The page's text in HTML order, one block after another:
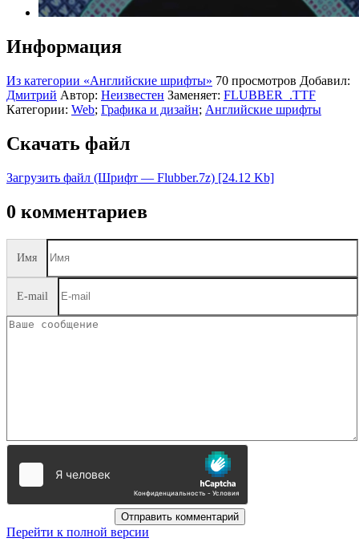
Информация
Из категории «Английские шрифты» 70 просмотров Добавил:
Дмитрий Автор: Неизвестен Заменяет: FLUBBER_.TTF
Категории: Web; Графика и дизайн; Английские шрифты
Скачать файл
Загрузить файл (Шрифт — Flubber.7z) [24.12 Kb]
0 комментариев
Имя
E-mail
Отправить комментарий
Перейти к полной версии